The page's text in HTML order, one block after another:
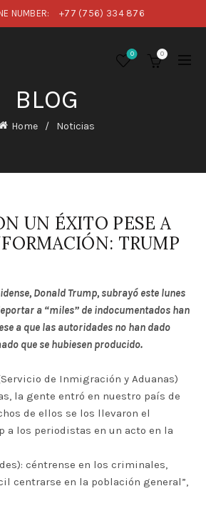
NUMBER: +77 (756) 334 876
0 0
BLOG
Home Noticias
UN ÉXITO PESE A
TRUMP
Donald Trump, subrayó este lunes
a “miles” de indocumentados han
a que las autoridades no han dado
que se hubiesen producido.
de Inmigración y Aduanas)
la gente entró en nuestro país de
de ellos se los llevaron el
a los periodistas en un acto en la
céntrense en los criminales,
centrarse en la población general”,